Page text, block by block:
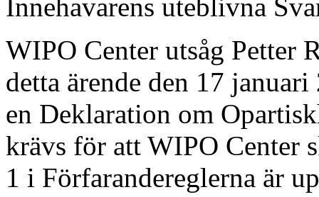
Innehavarens uteblivna
WIPO Center utsåg Petter
detta ärende den 17
en Deklaration om
krävs för att WIPO Center
1 i Förfarandereglerna är